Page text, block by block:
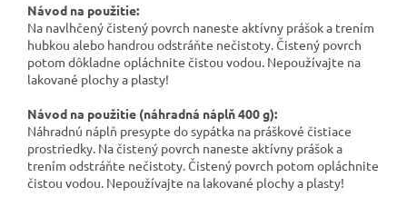
Návod na použitie:
Na navlhčený čistený povrch naneste aktívny prášok a trením
hubkou alebo handrou odstráňte nečistoty. Čistený povrch
potom dôkladne opláchnite čistou vodou. Nepoužívajte na
lakované plochy a plasty!
Návod na použitie (náhradná náplň 400 g):
Náhradnú náplň presypte do sypátka na práškové čistiace
prostriedky. Na čistený povrch naneste aktívny prášok a
trením odstráňte nečistoty. Čistený povrch potom opláchnite
čistou vodou. Nepoužívajte na lakované plochy a plasty!